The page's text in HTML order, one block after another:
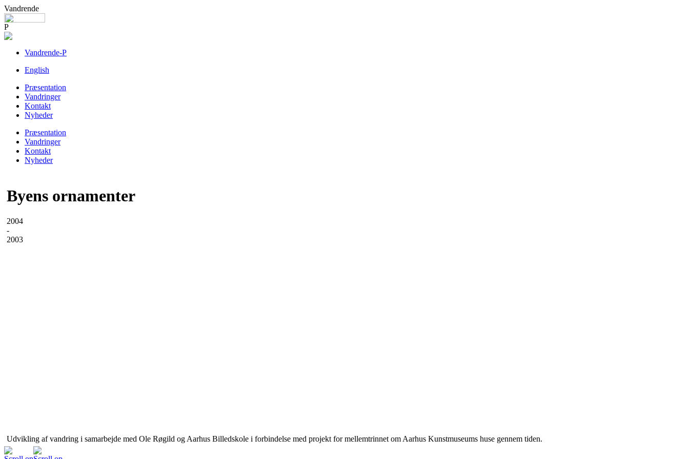
Vandrende
P
Vandrende-P
English
Præsentation
Vandringer
Kontakt
Nyheder
Præsentation
Vandringer
Kontakt
Nyheder
Byens ornamenter
2004
-
2003
Udvikling af vandring i samarbejde med Ole Røgild og Aarhus Billedskole i forbindelse med projekt for mellemtrinnet om Aarhus Kunstmuseums huse gennem tiden.